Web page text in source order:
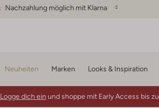
Nachzahlung möglich mit Klarna
Neuheiten Marken Looks & Inspiration
Logge dich ein und shoppe mit Early Access bis zu